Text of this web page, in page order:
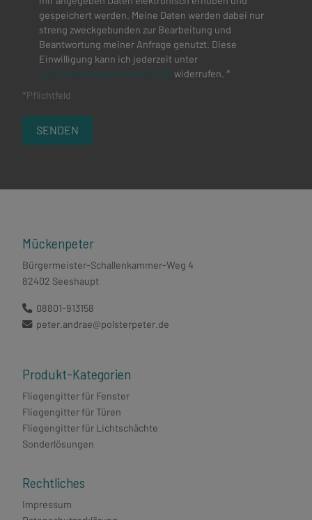
gespeichert werden. Meine Daten werden dabei nur
streng zweckgebunden zur Bearbeitung und
Beantwortung meiner Anfrage genutzt. Diese
Einwilligung kann ich jederzeit unter
peter.andrae@polsterpeter.de widerrufen. *
*Pflichtfeld
Mückenpeter
Bürgermeister-Schallenkammer-Weg 4
82402 Seeshaupt
08801-913158
peter.andrae@polsterpeter.de
Produkt-Kategorien
Fliegengitter für Fenster
Fliegengitter für Türen
Fliegengitter für Lichtschächte
Sonderlösungen
Rechtliches
Impressum